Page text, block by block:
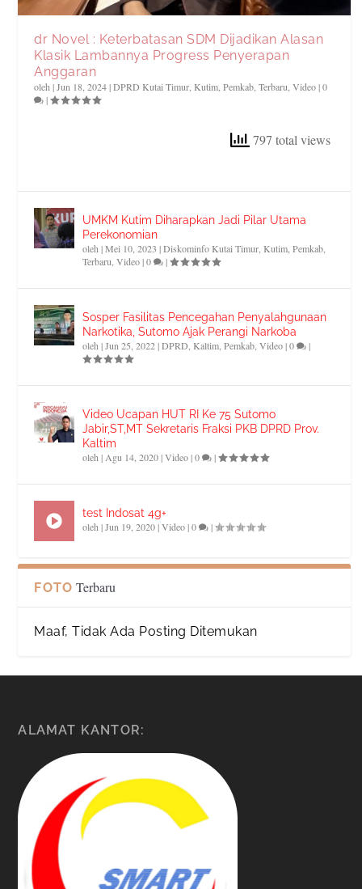
dr Novel : Keterbatasan SDM Dijadikan Alasan
Klasik Lambannya Progress Penyerapan
Anggaran
oleh|Jun 18, 2024|DPRD Kutai Timur ,Kutim ,Pemkab ,Terbaru ,Video|0
|
797 total views
UMKM Kutim Diharapkan Jadi Pilar Utama
Perekonomian
oleh|Mei 10, 2023 |Diskominfo Kutai Timur ,Kutim ,Pemkab
Terbaru ,Video|0 |
Sosper Fasilitas Pencegahan Penyalahgunaan
Narkotika, Sutomo Ajak Perangi Narkoba
oleh|Jun 25, 2022|DPRD ,Kaltim ,Pemkab ,Video|0 |
Video Ucapan HUT RI Ke 75 Sutomo
Jabir,ST,MT Sekretaris Fraksi PKB DPRD Prov.
Kaltim
oleh| Agu 14, 2020|Video|0 |
test Indosat 4g+
oleh|Jun 19, 2020|Video|0 |
FOTO Terbaru
Maaf, Tidak Ada Posting Ditemukan
ALAMAT KANTOR: